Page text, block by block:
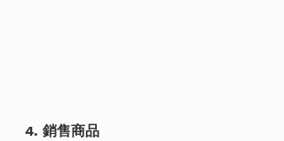
4. 銷售商品